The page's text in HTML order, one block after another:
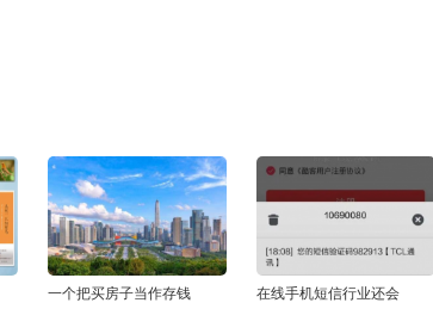
一个把买房子当作存钱 在线手机短信行业还会